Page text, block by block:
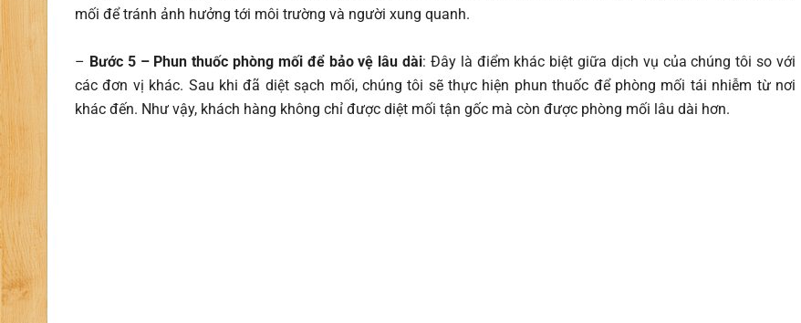
mối để tránh ảnh hưởng tới môi trường và người xung quanh.
– Bước 5 – Phun thuốc phòng mối để bảo vệ lâu dài: Đây là điểm khác biệt giữa dịch vụ của chúng tôi so với
các đơn vị khác. Sau khi đã diệt sạch mối, chúng tôi sẽ thực hiện phun thuốc để phòng mối tái nhiễm từ nơi
khác đến. Như vậy, khách hàng không chỉ được diệt mối tận gốc mà còn được phòng mối lâu dài hơn.